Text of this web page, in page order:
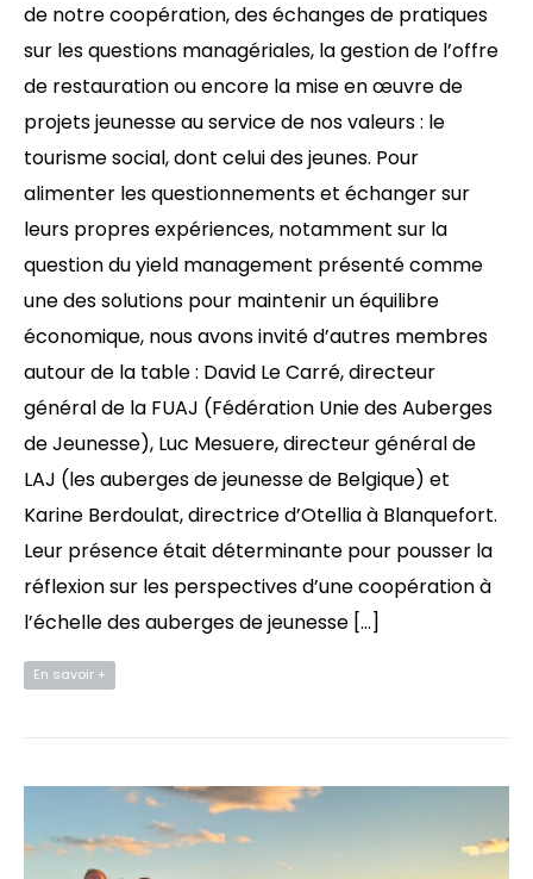
de notre coopération, des échanges de pratiques
sur les questions managériales, la gestion de l’offre
de restauration ou encore la mise en œuvre de
projets jeunesse au service de nos valeurs : le
tourisme social, dont celui des jeunes. Pour
alimenter les questionnements et échanger sur
leurs propres expériences, notamment sur la
question du yield management présenté comme
une des solutions pour maintenir un équilibre
économique, nous avons invité d’autres membres
autour de la table : David Le Carré, directeur
général de la FUAJ (Fédération Unie des Auberges
de Jeunesse), Luc Mesuere, directeur général de
LAJ (les auberges de jeunesse de Belgique) et
Karine Berdoulat, directrice d’Otellia à Blanquefort.
Leur présence était déterminante pour pousser la
réflexion sur les perspectives d’une coopération à
l’échelle des auberges de jeunesse […]
En savoir +